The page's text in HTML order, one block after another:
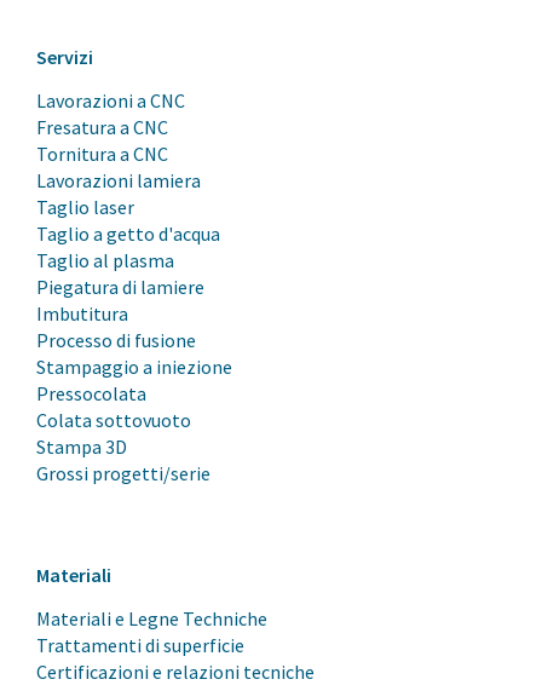
Servizi
Lavorazioni a CNC
Fresatura a CNC
Tornitura a CNC
Lavorazioni lamiera
Taglio laser
Taglio a getto d'acqua
Taglio al plasma
Piegatura di lamiere
Imbutitura
Processo di fusione
Stampaggio a iniezione
Pressocolata
Colata sottovuoto
Stampa 3D
Grossi progetti/serie
Materiali
Materiali e Legne Techniche
Trattamenti di superficie
Certificazioni e relazioni tecniche